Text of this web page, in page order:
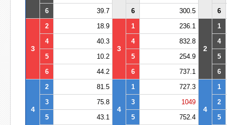
6
39.7 6 300.5 6
3
2 18.9
3
1 236.1
2
1
4
40.3 4 832.8
4
5
10.2 5 254.9
5
6
44.2 6 737.1 6
4
2 81.5
4
1 727.3
4
1
3
75.8 3 1049
2
5
43.1 5 752.4
5